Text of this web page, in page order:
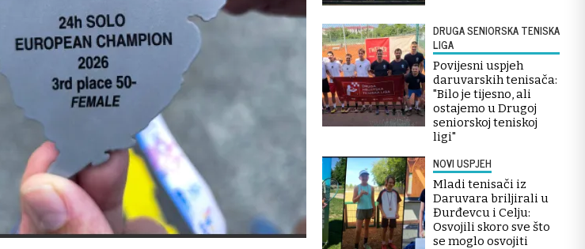
DRUGA SENIORSKA TENISKA
LIGA
Povijesni uspjeh
daruvarskih tenisača:
"Bilo je tijesno, ali
ostajemo u Drugoj
seniorskoj teniskoj
ligi"
NOVI USPJEH
Mladi tenisači iz
Daruvara briljirali u
Đurđevcu i Celju:
Osvojili skoro sve što
se moglo osvojiti